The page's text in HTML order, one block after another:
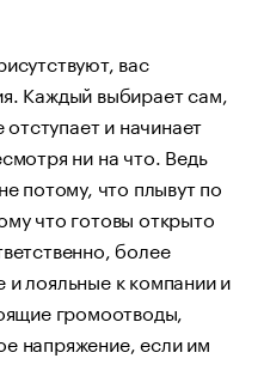
вас
Каждый выбирает сам,
и начинает
ни на что. Ведь
потому, что плывут по
что готовы открыто
более
лояльные к компании и
громоотводы,
напряжение, если им